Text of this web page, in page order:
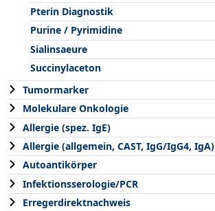
Pterin Diagnostik
Purine / Pyrimidine
Sialinsaeure
Succinylaceton
Tumormarker
Molekulare Onkologie
Allergie (spez. IgE)
Allergie (allgemein, CAST, IgG/IgG4, IgA)
Autoantikörper
Infektionsserologie/PCR
Erregerdirektnachweis